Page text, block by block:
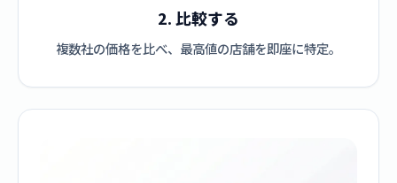
2. 比較する
複数社の価格を比べ、最高値の店舗を即座に特定。